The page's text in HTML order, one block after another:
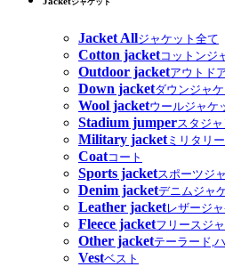
ジャケット
Jacket Allジャケット全て
Cotton jacketコットンジ
Outdoor jacketアウトド
Down jacketダウンジャケ
Wool jacketウールジャケ
Stadium jumperスタジャ
Military jacketミリタリ
Coatコート
Sports jacketスポーツジ
Denim jacketデニムジャ
Leather jacketレザージ
Fleece jacketフリースジ
Other jacketテーラード,
Vestベスト